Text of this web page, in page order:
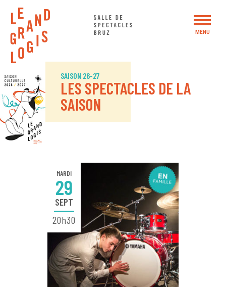
MENU
WEEK-END BUISSONNIER #5
SAISON 26-27
LES SPECTACLES DE LA
SAISON
MARDI
29
SEPT
20h30